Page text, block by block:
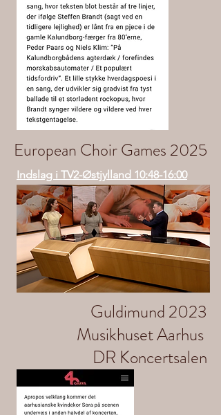
European Choir Games 2025
Indslag i TV2-Østjylland 10:48-16:00
Guldimund 2023
Musikhuset Aarhus
DR Koncertsalen